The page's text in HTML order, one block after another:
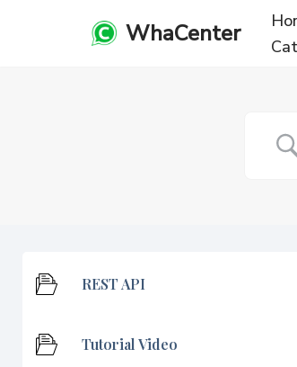
WhaCenter
REST API
Tutorial Video